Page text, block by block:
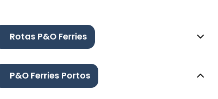
Rotas P&O Ferries
P&O Ferries Portos